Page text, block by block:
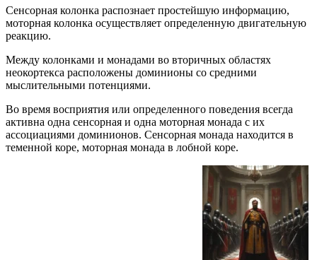
Сенсорная колонка распознает простейшую информацию,
моторная колонка осуществляет определенную двигательную
реакцию.
Между колонками и монадами во вторичных областях
неокортекса расположены доминионы со средними
мыслительными потенциями.
Во время восприятия или определенного поведения всегда
активна одна сенсорная и одна моторная монада с их
ассоциациями доминионов. Сенсорная монада находится в
теменной коре, моторная монада в лобной коре.